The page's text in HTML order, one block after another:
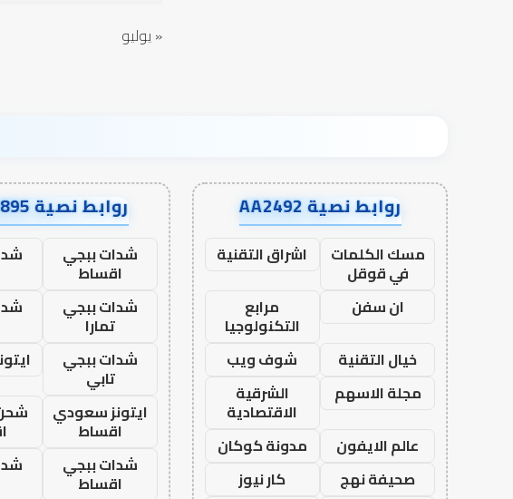
« يوليو
روابط نصية AA2492
مسك الكلمات
في قوقل
اشراق التقنية
ان سفن
مرابع
التكنولوجيا
خيال التقنية
شوف ويب
مجلة الاسهم
الشرقية
الاقتصادية
عالم الايفون
مدونة كوكان
صحيفة نهج
كار نيوز
روابط نصية AA49895
شدات ببجي
اقساط
شدات ببجي
تمارا
شدات ببجي
تابي
ايتونز سعودي
اقساط
شدات ببجي
اقساط